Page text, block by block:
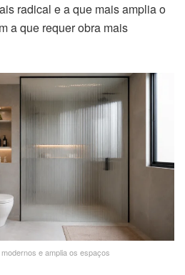
radical e a que mais amplia o
a que requer obra mais
e amplia os espaços